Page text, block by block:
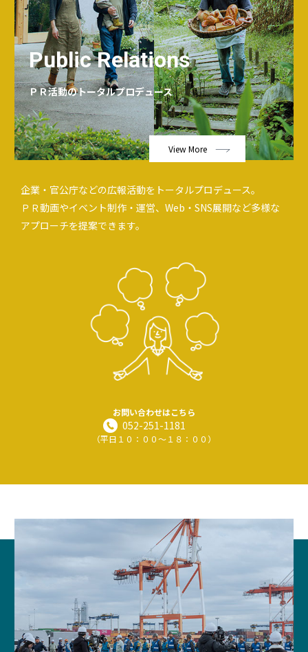
Public Relations
ＰＲ活動のトータルプロデュース
企業・官公庁などの広報活動をトータルプロデュース。
ＰＲ動画やイベント制作・運営、Web・SNS展開など多様な
アプローチを提案できます。
お問い合わせはこちら
052-251-1181
（平日１０：００～１８：００）
View More